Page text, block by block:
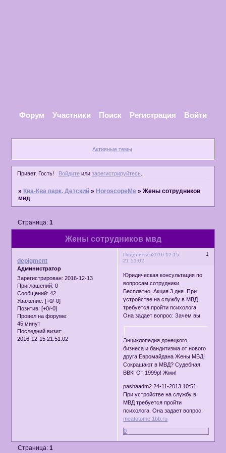
Форум Участники Поиск Регистрация Войти
Активные темы
Привет, Гость! Войдитеили зарегистрируйтесь.
» Ква-Ква парк. Детский » HoroscopeMe » Жены сотрудников
мвд
Жены сотрудников мвд
Страница: 1
Поделиться 1
2016-12-15
21:51:02
depigment
Администратор
Зарегистрирован: 2016-12-13
Приглашений: 0
Сообщений: 42
Уважение: [+0/-0]
Позитив: [+0/-0]
Провел на форуме:
45 минут
Последний визит:
2016-12-15 21:51:02
Юридическая консультация по
вопросам сотрудники.
Бесплатно. Акция 3 дня. При
устройстве на службу в МВД
требуется пройти психолога.
Она задает вопрос: Зачем вы.
Энциклопедия донецкого
бизнеса и бандитизма от нового
друга Евромайдана Жены МВД!
Сокращают в МВД? Судебная
ВВК! От 1999р! Жми!
pashaadm2 24-11-2013 10:51.
При устройстве на службу в
МВД требуется пройти
психолога. Она задает вопрос:
meatotome.1bb.ru
0
Страница: 1